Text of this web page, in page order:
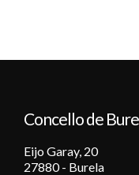
Concello de
Eijo Garay, 20
27880 - Burela